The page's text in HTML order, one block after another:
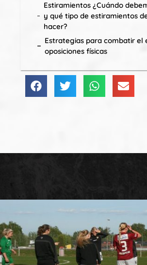
Estiramientos ¿Cuándo
y qué tipo de estiramientos
hacer?
Estrategias para combatir el
oposiciones físicas